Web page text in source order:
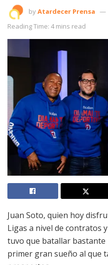
byAtardecer Prensa
Reading Time: 4 mins read
Juan Soto, quien hoy
Ligas a nivel de contratos
tuvo que batallar bastante
primer gran sueño al que